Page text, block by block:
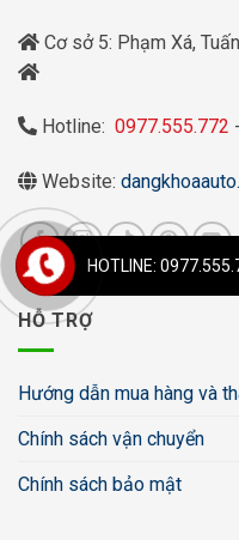
Cơ sở 5: Phạm Xá,
Hotline: 0977.555.772 -
Website:
HỖ TRỢ
Hướng dẫn mua hàng và
Chính sách vận chuyển
Chính sách bảo mật
HOTLINE: